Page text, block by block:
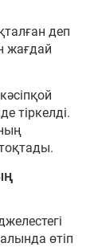
деп
жағдай
тіркелді.
өтіп